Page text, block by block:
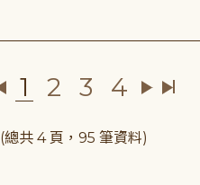
1 2 3 4
(總共 4 頁，95 筆資料)